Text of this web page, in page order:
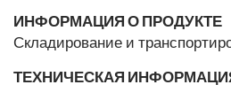
ИНФОРМАЦИЯ О ПРОДУКТЕ
Складирование и
ТЕХНИЧЕСКАЯ